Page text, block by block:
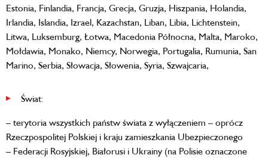
Estonia, Finlandia, Francja, Grecja, Gruzja, Hiszpania, Holandia,
Irlandia, Islandia, Izrael, Kazachstan, Liban, Libia, Lichtenstein,
Litwa, Luksemburg, Łotwa, Macedonia Północna, Malta, Maroko,
Mołdawia, Monako, Niemcy, Norwegia, Portugalia, Rumunia, San
Marino, Serbia, Słowacja, Słowenia, Syria, Szwajcaria,
Świat:
– terytoria wszystkich państw świata z wyłączeniem – oprócz
Rzeczpospolitej Polskiej i kraju zamieszkania Ubezpieczonego
– Federacji Rosyjskiej, Białorusi i Ukrainy (na Polisie oznaczone